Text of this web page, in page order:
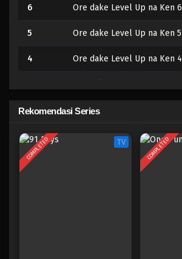
6 Ore dake Level Up na Ken 6
5 Ore dake Level Up na Ken 5
4 Ore dake Level Up na Ken 4
2 Ore dake Level Up na Ken 2
1 Ore dake Level Up na Ken 1
Rekomendasi Series
COMPLETED TV COMPLETED